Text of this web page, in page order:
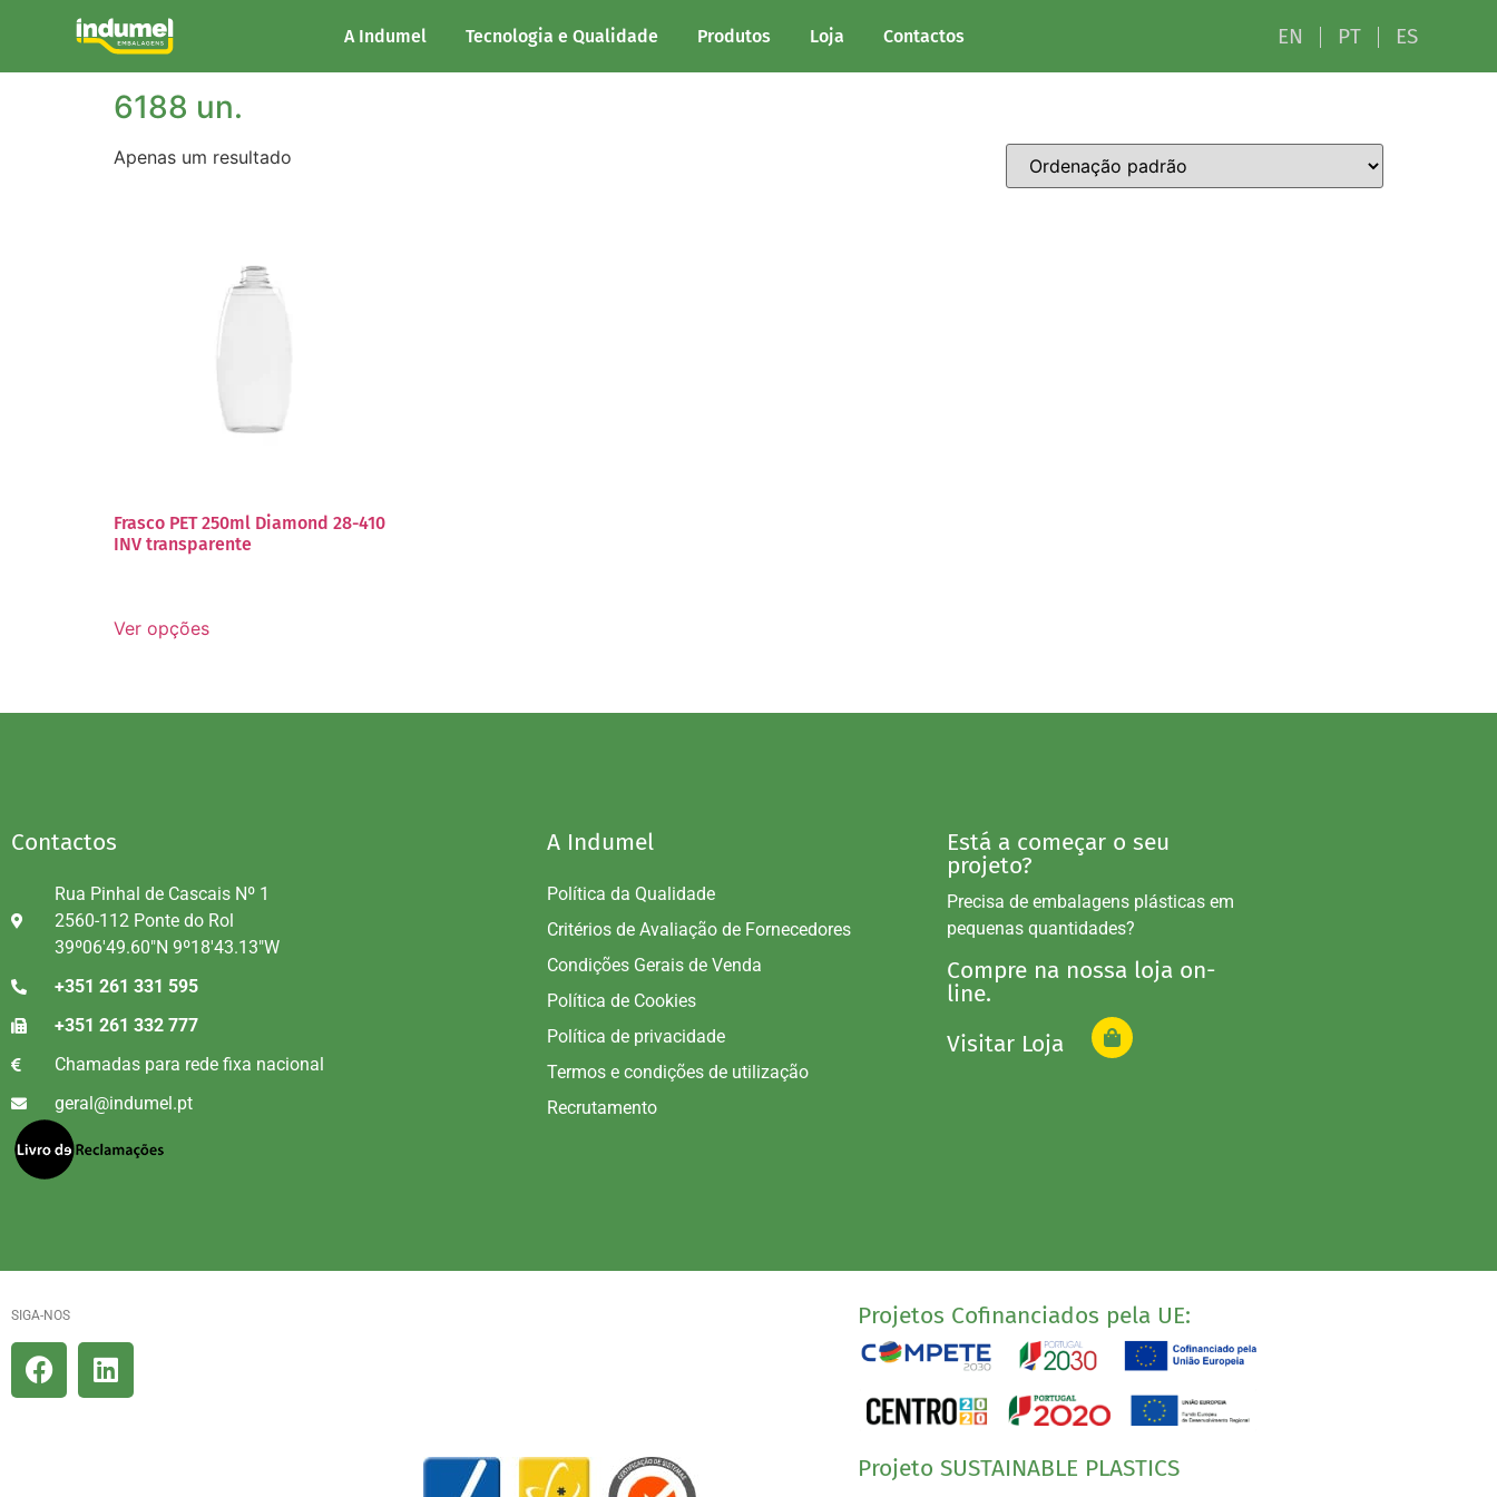
A Indumel Tecnologia e Qualidade Produtos Loja Contactos EN PT ES
/ Unidades/Palete do produto / 6188 un.
6188 un.
Apenas um resultado
Frasco PET 250ml Diamond 28-410
INV transparente
Ver opções
Contactos
Rua Pinhal de Cascais Nº 1
2560-112 Ponte do Rol
39º06'49.60"N 9º18'43.13"W
+351 261 331 595
+351 261 332 777
Chamadas para rede fixa nacional
geral@indumel.pt
A Indumel
Política da Qualidade
Critérios de Avaliação de Fornecedores
Condições Gerais de Venda
Política de Cookies
Política de privacidade
Termos e condições de utilização
Recrutamento
Está a começar o seu
projeto?
Precisa de embalagens plásticas em
pequenas quantidades?
Compre na nossa loja on-
line.
Visitar Loja
SIGA-NOS Projetos Cofinanciados pela UE:
Projeto SUSTAINABLE PLASTICS